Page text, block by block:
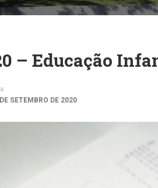
– Educação
SETEMBRO DE 2020